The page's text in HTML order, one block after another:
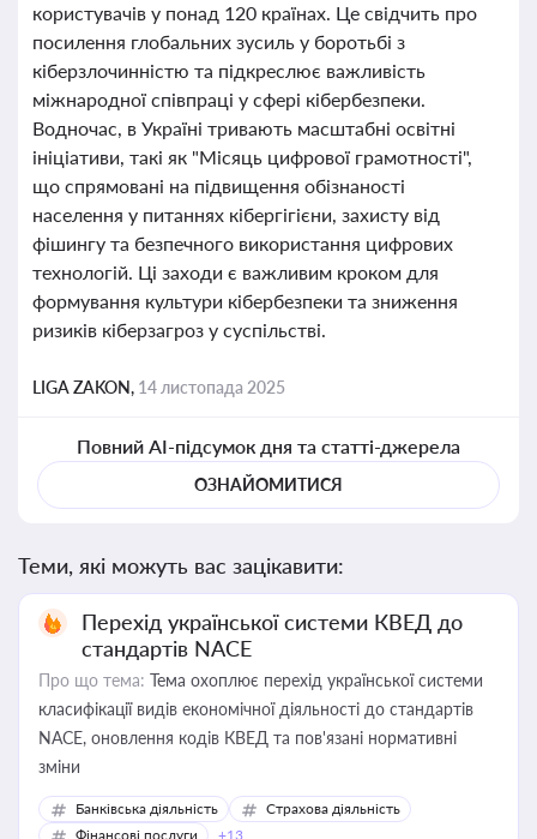
користувачів у понад 120 країнах. Це свідчить про
посилення глобальних зусиль у боротьбі з
кіберзлочинністю та підкреслює важливість
міжнародної співпраці у сфері кібербезпеки.
Водночас, в Україні тривають масштабні освітні
ініціативи, такі як "Місяць цифрової грамотності",
що спрямовані на підвищення обізнаності
населення у питаннях кібергігієни, захисту від
фішингу та безпечного використання цифрових
технологій. Ці заходи є важливим кроком для
формування культури кібербезпеки та зниження
ризиків кіберзагроз у суспільстві.
LIGA ZAKON, 14 листопада 2025
Повний AI-підсумок дня та статті-джерела
ОЗНАЙОМИТИСЯ
Теми, які можуть вас зацікавити:
Перехід української системи КВЕД до
стандартів NACE
Про що тема: Тема охоплює перехід української системи
класифікації видів економічної діяльності до стандартів
NACE, оновлення кодів КВЕД та пов'язані нормативні
зміни
Банківська діяльність
Страхова діяльність
Фінансові послуги
+13